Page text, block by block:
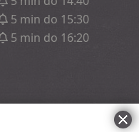
5 min do 15:30
5 min do 16:20